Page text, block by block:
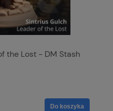
the Lost - DM Stash
Do koszyka